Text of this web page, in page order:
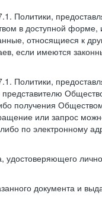
Политики,
в доступной форме,
относящиеся к
если имеются
Политики,
получения
или запрос
по электронному
документа и